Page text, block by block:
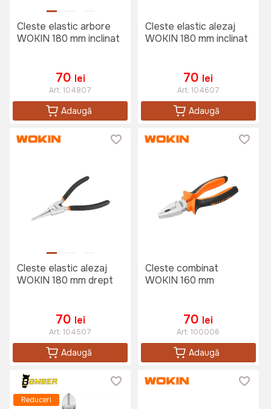
Cleste elastic arbore
WOKIN 180 mm inclinat
70 lei
Art: 104807
Adaugă
Cleste elastic alezaj
WOKIN 180 mm inclinat
70 lei
Art: 104607
Adaugă
Cleste elastic alezaj
WOKIN 180 mm drept
70 lei
Art: 104507
Adaugă
Cleste combinat
WOKIN 160 mm
70 lei
Art: 100006
Adaugă
Reduceri